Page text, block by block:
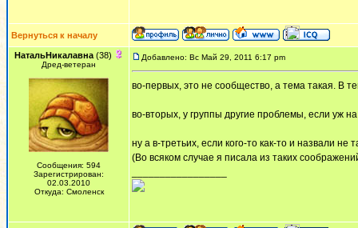
Вернуться к началу
НатальНикалавна (38)
Дред-ветеран
Сообщения: 594
Зарегистрирован:
02.03.2010
Откуда: Смоленск
Добавлено: Вс Май 29, 2011 6:17 pm
во-первых, это не сообщество, а тема такая. В
во-вторых, у группы другие проблемы, если уж
ну а в-третьих, если кого-то как-то и назвали
(Во всяком случае я писала из таких